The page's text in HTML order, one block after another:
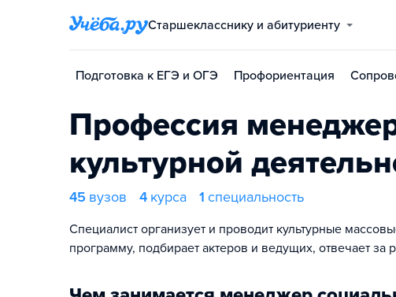
Старшекласснику и абитуриенту
Подготовка к ЕГЭ и ОГЭ Профориентация
Профессия
культурной
45 вузов 4 курса 1 специальность
Специалист организует и проводит культурные
программу, подбирает актеров и ведущих, отвечает за